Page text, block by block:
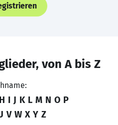
von A bis Z
H I J K L M N O P
V W X Y Z